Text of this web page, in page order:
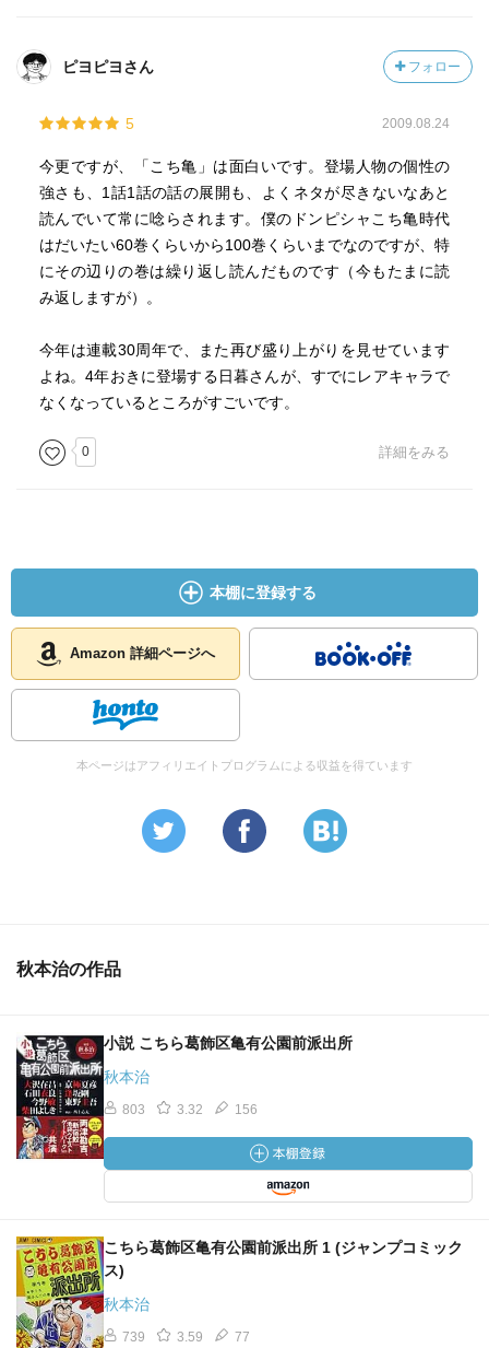
ピヨピヨさん フォロー
5 2009.08.24
今更ですが、「こち亀」は面白いです。登場人物の個性の
強さも、1話1話の話の展開も、よくネタが尽きないなあと
読んでいて常に唸らされます。僕のドンピシャこち亀時代
はだいたい60巻くらいから100巻くらいまでなのですが、特
にその辺りの巻は繰り返し読んだものです（今もたまに読
み返しますが）。
今年は連載30周年で、また再び盛り上がりを見せています
よね。4年おきに登場する日暮さんが、すでにレアキャラで
なくなっているところがすごいです。
0 詳細をみる
本棚に登録する
Amazon 詳細ページへ
本ページはアフィリエイトプログラムによる収益を得ています
秋本治の作品
小説 こちら葛飾区亀有公園前派出所
秋本治
803 3.32 156
こちら葛飾区亀有公園前派出所 1 (ジャンプコミック
ス)
秋本治
739 3.59 77